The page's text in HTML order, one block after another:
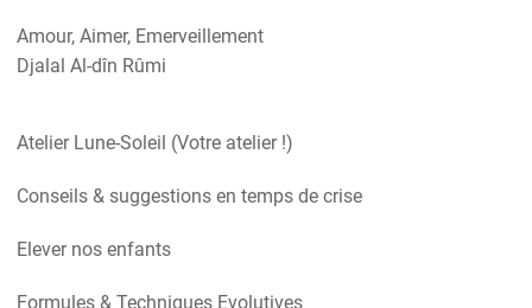
Amour, Aimer, Emerveillement
Djalal Al-dîn Rûmi
Atelier Lune-Soleil (Votre atelier !)
Conseils & suggestions en temps de crise
Elever nos enfants
Formules & Techniques Evolutives